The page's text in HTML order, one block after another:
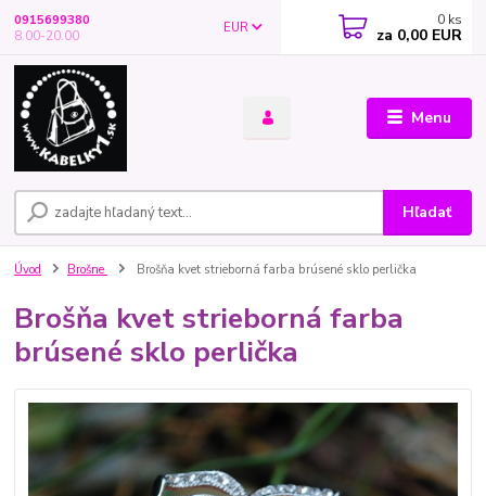
Menu
EUR
Hľadať
0915699380
8.00-20.00
0 ks
za 0,00 EUR
Úvod Brošne Brošňa kvet strieborná farba brúsené sklo perlička
Brošňa kvet strieborná farba
brúsené sklo perlička